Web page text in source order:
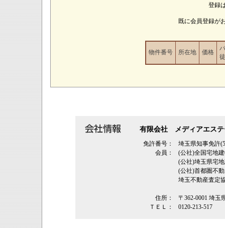
登録
既に会員登録が
物件番号 所在地 価格
有限会社 メディアエステ
免許番号：
埼玉県知事免許
会員：
(公社)全国宅地
(公社)埼玉県宅
(公社)首都圏不
埼玉不動産査定
住所：
〒362‐0001 埼玉
ＴＥＬ：
0120-213-517